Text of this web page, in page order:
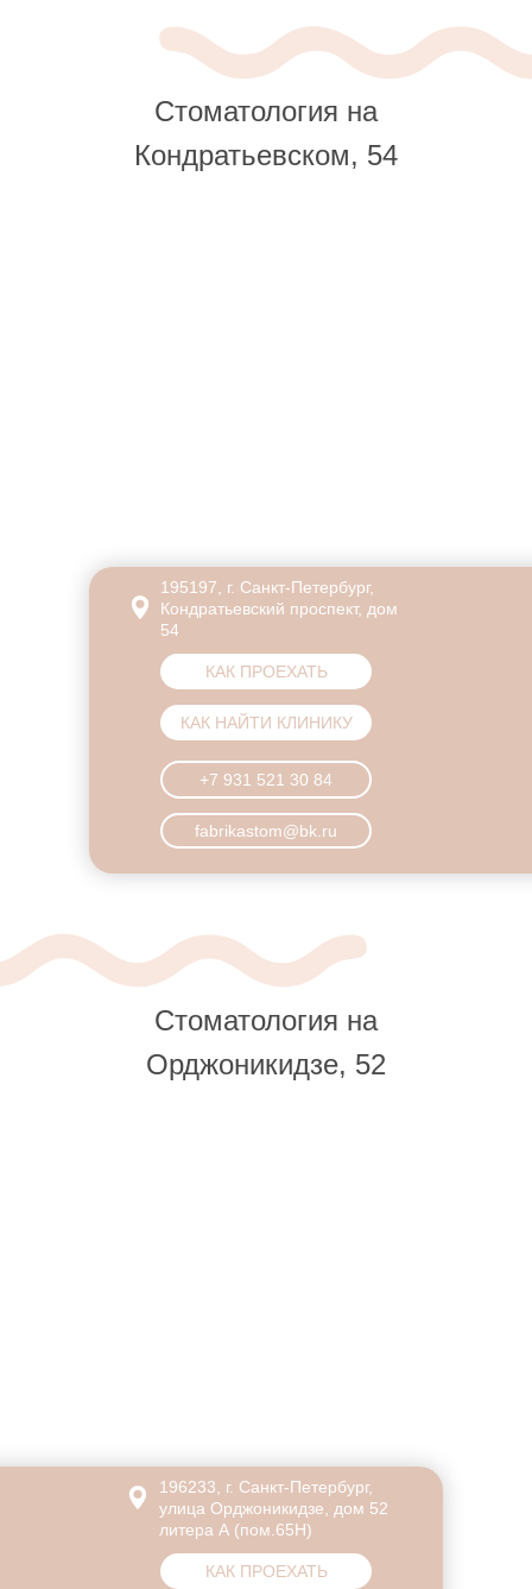
Стоматология на
Кондратьевском, 54
195197, г. Санкт-Петербург,
Кондратьевский проспект, дом
54
+7 931 521 30 84
fabrikastom@bk.ru
КАК ПРОЕХАТЬ
КАК НАЙТИ КЛИНИКУ
Стоматология на
Орджоникидзе, 52
196233, г. Санкт-Петербург,
улица Орджоникидзе, дом 52
литера А (пом.65Н)
КАК ПРОЕХАТЬ